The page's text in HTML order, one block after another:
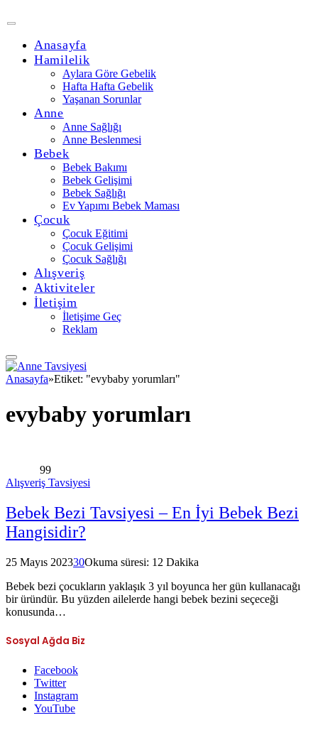
Anasayfa
Hamilelik
Aylara Göre Gebelik
Hafta Hafta Gebelik
Yaşanan Sorunlar
Anne
Anne Sağlığı
Anne Beslenmesi
Bebek
Bebek Bakımı
Bebek Gelişimi
Bebek Sağlığı
Ev Yapımı Bebek Maması
Çocuk
Çocuk Eğitimi
Çocuk Gelişimi
Çocuk Sağlığı
Alışveriş
Aktiviteler
İletişim
İletişime Geç
Reklam
Anasayfa»Etiket: "evybaby yorumları"
evybaby yorumları
99
Alışveriş Tavsiyesi
Bebek Bezi Tavsiyesi – En İyi Bebek Bezi
Hangisidir?
25 Mayıs 202330Okuma süresi: 12 Dakika
Bebek bezi çocukların yaklaşık 3 yıl boyunca her gün kullanacağı
bir üründür. Bu yüzden ailelerde hangi bebek bezini seçeceği
konusunda…
Sosyal Ağda Biz
Facebook
Twitter
Instagram
YouTube